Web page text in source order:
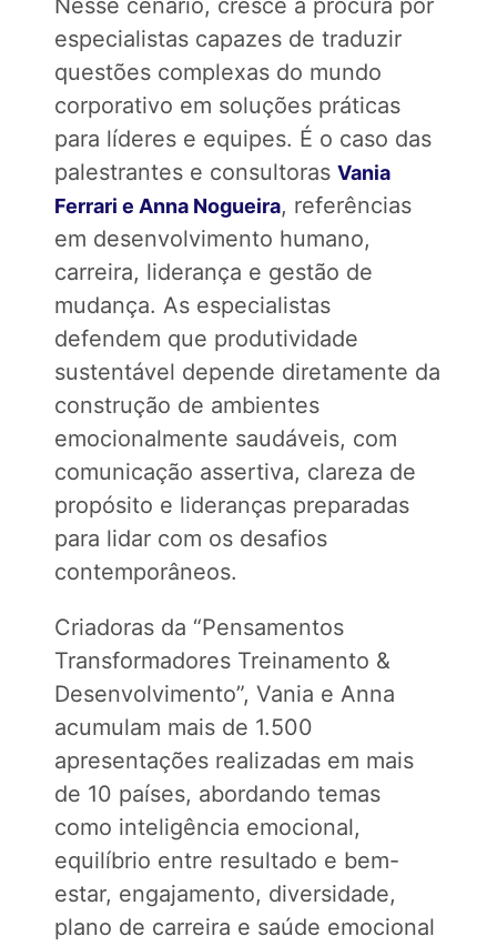
Nesse cenário, cresce a procura por
especialistas capazes de traduzir
questões complexas do mundo
corporativo em soluções práticas
para líderes e equipes. É o caso das
palestrantes e consultoras Vania
Ferrari e Anna Nogueira, referências
em desenvolvimento humano,
carreira, liderança e gestão de
mudança. As especialistas
defendem que produtividade
sustentável depende diretamente da
construção de ambientes
emocionalmente saudáveis, com
comunicação assertiva, clareza de
propósito e lideranças preparadas
para lidar com os desafios
contemporâneos.
Criadoras da “Pensamentos
Transformadores Treinamento &
Desenvolvimento”, Vania e Anna
acumulam mais de 1.500
apresentações realizadas em mais
de 10 países, abordando temas
como inteligência emocional,
equilíbrio entre resultado e bem-
estar, engajamento, diversidade,
plano de carreira e saúde emocional